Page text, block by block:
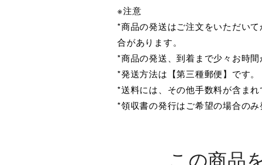
※注意
*商品の発送はご注文をいただい
合があります。
*商品の発送、到着まで少々お時間
*発送方法は【第三種郵便】です。
*送料には、その他手数料が含まれ
*領収書の発行はご希望の場合の
この商品